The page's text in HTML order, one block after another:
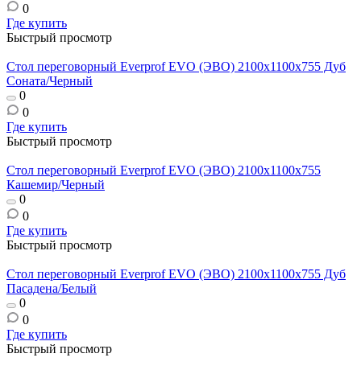
0
Где купить
Быстрый просмотр
Стол переговорный Everprof EVO (ЭВО) 2100х1100x755 Дуб
Соната/Черный
0
0
Где купить
Быстрый просмотр
Стол переговорный Everprof EVO (ЭВО) 2100х1100x755
Кашемир/Черный
0
0
Где купить
Быстрый просмотр
Стол переговорный Everprof EVO (ЭВО) 2100х1100x755 Дуб
Пасадена/Белый
0
0
Где купить
Быстрый просмотр